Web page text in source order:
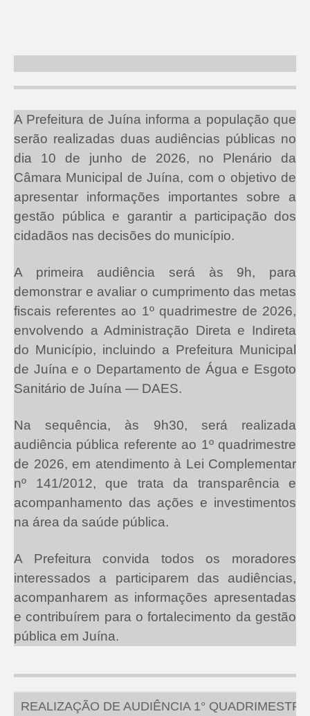
A Prefeitura de Juína informa a população que
serão realizadas duas audiências públicas no
dia 10 de junho de 2026, no Plenário da
Câmara Municipal de Juína, com o objetivo de
apresentar informações importantes sobre a
gestão pública e garantir a participação dos
cidadãos nas decisões do município.
A primeira audiência será às 9h, para
demonstrar e avaliar o cumprimento das metas
fiscais referentes ao 1º quadrimestre de 2026,
envolvendo a Administração Direta e Indireta
do Município, incluindo a Prefeitura Municipal
de Juína e o Departamento de Água e Esgoto
Sanitário de Juína — DAES.
Na sequência, às 9h30, será realizada
audiência pública referente ao 1º quadrimestre
de 2026, em atendimento à Lei Complementar
nº 141/2012, que trata da transparência e
acompanhamento das ações e investimentos
na área da saúde pública.
A Prefeitura convida todos os moradores
interessados a participarem das audiências,
acompanharem as informações apresentadas
e contribuírem para o fortalecimento da gestão
pública em Juína.
REALIZAÇÃO DE AUDIÊNCIA 1°